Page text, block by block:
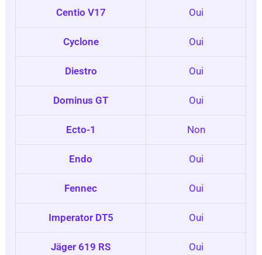
Centio V17 Oui
Cyclone Oui
Diestro Oui
Dominus GT Oui
Ecto-1 Non
Endo Oui
Fennec Oui
Imperator DT5 Oui
Jäger 619 RS Oui